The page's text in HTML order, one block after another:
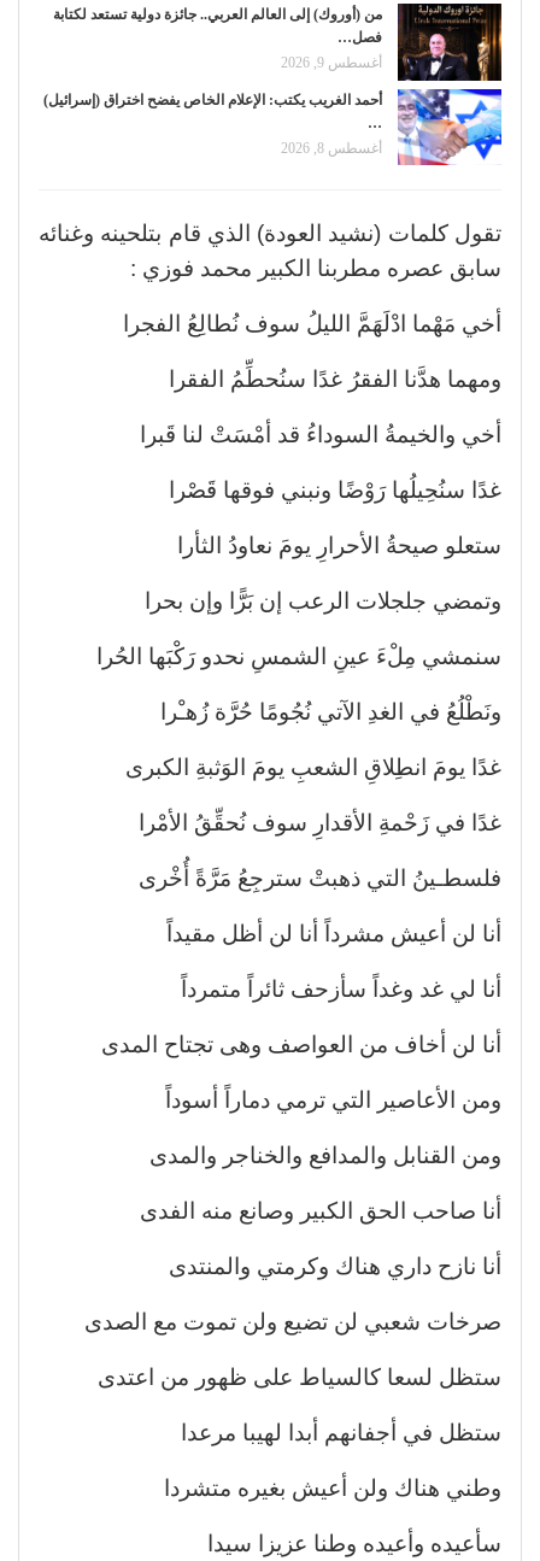
من (أوروك) إلى العالم العربي.. جائزة دولية تستعد لكتابة
فصل…
أغسطس 9, 2026
أحمد الغريب يكتب: الإعلام الخاص يفضح اختراق (إسرائيل)
…
أغسطس 8, 2026
تقول كلمات (نشيد العودة) الذي قام بتلحينه وغنائه
سابق عصره مطربنا الكبير محمد فوزي :
أخي مَهْما ادْلَهَمَّ الليلُ سوف نُطالِعُ الفجرا
ومهما هدَّنا الفقرُ غدًا سنُحطِّمُ الفقرا
أخي والخيمةُ السوداءُ قد أمْسَتْ لنا قَبرا
غدًا سنُحِيلُها رَوْضًا ونبني فوقها قَصْرا
ستعلو صيحةُ الأحرارِ يومَ نعاودُ الثأرا
وتمضي جلجلات الرعب إن بَرًّا وإن بحرا
سنمشي مِلْءَ عينِ الشمسِ نحدو رَكْبَها الحُرا
ونَطْلُعُ في الغدِ الآتي نُجُومًا حُرَّة زُهـْرا
غدًا يومَ انطِلاقِ الشعبِ يومَ الوَثبةِ الكبرى
غدًا في زَحْمةِ الأقدارِ سوف نُحقِّقُ الأمْرا
فلسطـينُ التي ذهبتْ سترجِعُ مَرَّةً أُخْرى
أنا لن أعيش مشرداً أنا لن أظل مقيداً
أنا لي غد وغداً سأزحف ثائراً متمرداً
أنا لن أخاف من العواصف وهى تجتاح المدى
ومن الأعاصير التي ترمي دماراً أسوداً
ومن القنابل والمدافع والخناجر والمدى
أنا صاحب الحق الكبير وصانع منه الفدى
أنا نازح داري هناك وكرمتي والمنتدى
صرخات شعبي لن تضيع ولن تموت مع الصدى
ستظل لسعا كالسياط على ظهور من اعتدى
ستظل في أجفانهم أبدا لهيبا مرعدا
وطني هناك ولن أعيش بغيره متشردا
سأعيده وأعيده وطنا عزيزا سيدا